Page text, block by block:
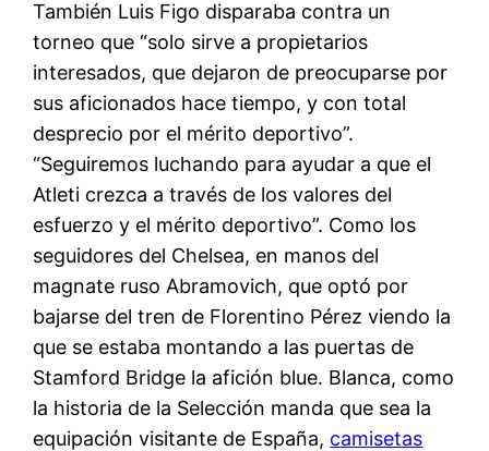
También Luis Figo disparaba contra un
torneo que “solo sirve a propietarios
interesados, que dejaron de preocuparse por
sus aficionados hace tiempo, y con total
desprecio por el mérito deportivo”.
“Seguiremos ­luchando para ayudar a que el
Atleti ­crezca a través de los valores del
esfuerzo y el mérito deportivo”. Como los
seguidores del Chelsea, en manos del
magnate ruso Abramovich, que optó por
bajarse del tren de Florentino Pérez viendo la
que se estaba montando a las puertas de
Stamford Bridge la afición blue. Blanca, como
la historia de la Selección manda que sea la
equipación visitante de España, camisetas